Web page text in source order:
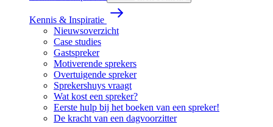
Kennis & Inspiratie
Nieuwsoverzicht
Case studies
Gastspreker
Motiverende sprekers
Overtuigende spreker
Sprekershuys vraagt
Wat kost een spreker?
Eerste hulp bij het boeken van een spreker!
De kracht van een dagvoorzitter